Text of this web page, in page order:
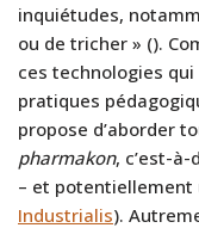
inquiétudes,
ou de tricher » ().
ces technologies
pratiques
propose d’aborder
pharmakon, c’est-
– et potentiellement
Industrialis).